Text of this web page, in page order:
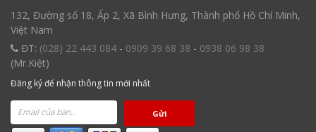
132, Đường số 18, Ấp 2, Xã Bình Hưng, Thành phố Hồ Chí Minh,
Việt Nam
ĐT: (028) 22 443 084 - 0909 39 68 38 - 0938 06 98 38
(Mr.Kiệt)
Đăng ký để nhận thông tin mới nhất
Gửi